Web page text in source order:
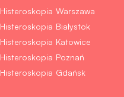
Histeroskopia Warszawa
Histeroskopia Białystok
Histeroskopia Katowice
Histeroskopia Poznań
Histeroskopia Gdańsk